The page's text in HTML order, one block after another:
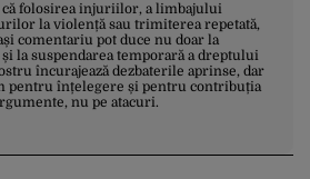
că folosirea injuriilor, a limbajului
la violență sau trimiterea repetată,
comentariu pot duce nu doar la
la suspendarea temporară a dreptului
încurajează dezbaterile aprinse, dar
pentru înțelegere și pentru contribuția
nu pe atacuri.